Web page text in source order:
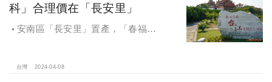
科」合理價在「長安里」
安南區「長安里」置產，「春福安
台灣 2024-04-08